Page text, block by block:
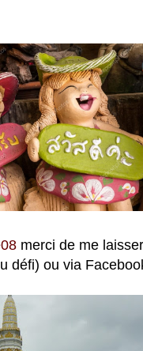
merci de me laisser
défi) ou via